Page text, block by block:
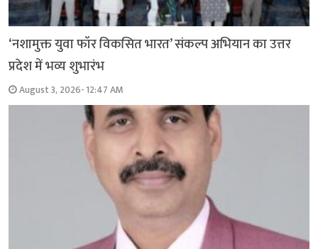
‘नशामुक्त युवा फॉर विकसित भारत’ संकल्प अभियान का उत्तर
प्रदेश में भव्य शुभारंभ
August 3, 2026- 12:47 AM